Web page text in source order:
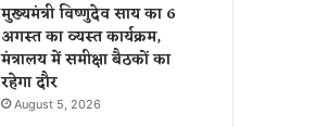
मुख्यमंत्री विष्णुदेव साय का 6
अगस्त का व्यस्त कार्यक्रम,
मंत्रालय में समीक्षा बैठकों का
रहेगा दौर
August 5, 2026